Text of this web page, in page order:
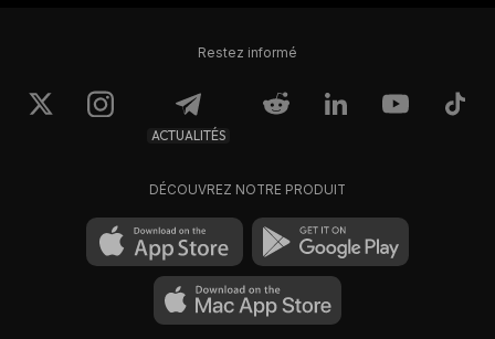
Restez informé
ACTUALITÉS
DÉCOUVREZ NOTRE PRODUIT